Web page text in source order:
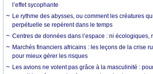
l’effet sycophante
Le rythme des abysses, ou comment les créatures
perpétuelle se repèrent dans le temps
Centres de données dans l’espace : ni écologiques,
Marchés financiers africains : les leçons de la crise
pour mieux gérer les risques
Les avions ne volent pas grâce à la masculinité :